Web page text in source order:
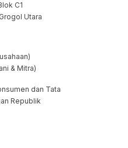
C1
Utara
& Mitra)
dan Tata
Republik